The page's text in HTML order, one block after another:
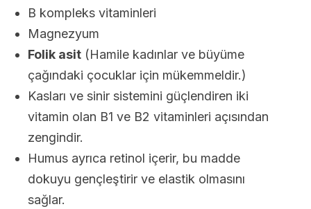
B kompleks vitaminleri
Magnezyum
Folik asit (Hamile kadınlar ve büyüme
çağındaki çocuklar için mükemmeldir.)
Kasları ve sinir sistemini güçlendiren iki
vitamin olan B1 ve B2 vitaminleri açısından
zengindir.
Humus ayrıca retinol içerir, bu madde
dokuyu gençleştirir ve elastik olmasını
sağlar.